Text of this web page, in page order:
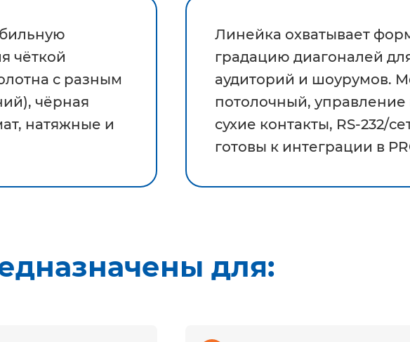
чёткой
с разным
чёрная
натяжные и
Линейка охватывает
градацию диагоналей
аудиторий и шоурумов.
потолочный, управление
сухие контакты, RS-232/
готовы к интеграции в
для: